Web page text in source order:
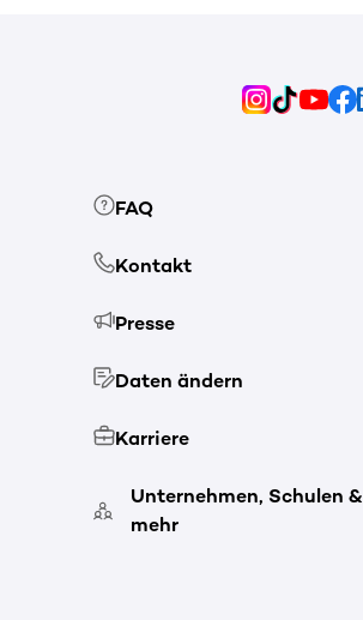
FAQ
Kontakt
Presse
Daten ändern
Karriere
Unternehmen, Schulen &
mehr